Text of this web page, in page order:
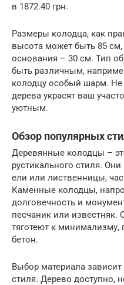
в 1872.40 грн.
Размеры колодца, как
высота может быть 85
основания – 30 см. Тип
быть различным,
колодцу особый шарм. Не
дерева украсят ваш
уютным.
Обзор популярных
Деревянные колодцы –
рустикального стиля.
ели или лиственницы,
Каменные колодцы,
долговечность и
песчаник или
тяготеют к минимализму,
бетон.
Выбор материала
стиля. Дерево доступно,